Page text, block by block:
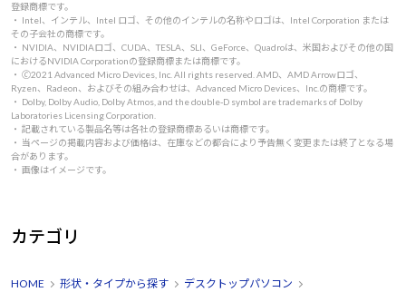
登録商標です。
・ Intel、インテル、Intel ロゴ、その他のインテルの名称やロゴは、Intel Corporation または
その子会社の商標です。
・ NVIDIA、NVIDIAロゴ、CUDA、TESLA、SLI、GeForce、Quadroは、米国およびその他の国
におけるNVIDIA Corporationの登録商標または商標です。
・ 🄫2021 Advanced Micro Devices, Inc. All rights reserved. AMD、AMD Arrowロゴ、
Ryzen、Radeon、およびその組み合わせは、Advanced Micro Devices、Inc.の商標です。
・ Dolby, Dolby Audio, Dolby Atmos, and the double-D symbol are trademarks of Dolby
Laboratories Licensing Corporation.
・ 記載されている製品名等は各社の登録商標あるいは商標です。
・ 当ページの掲載内容および価格は、在庫などの都合により予告無く変更または終了となる場
合があります。
・ 画像はイメージです。
カテゴリ
HOME 形状・タイプから探す
デスクトップパソコン